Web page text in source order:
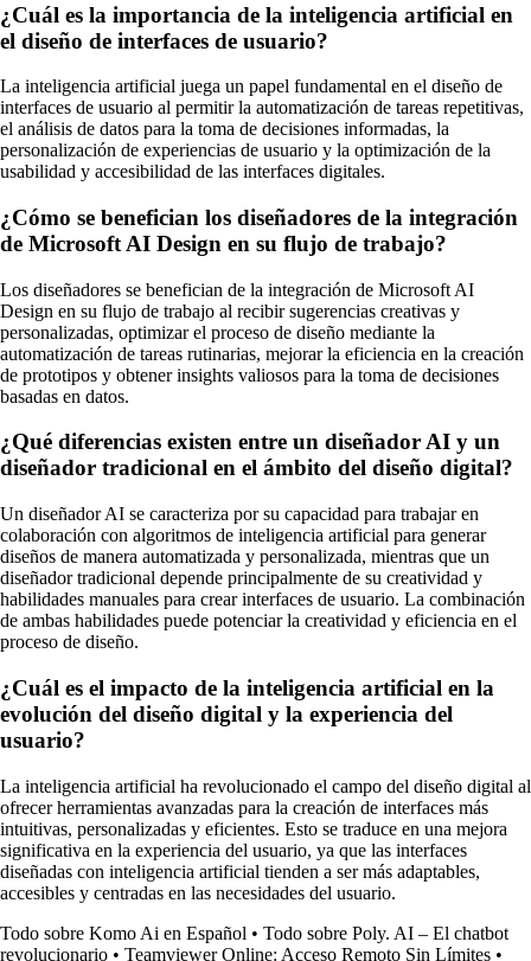
¿Cuál es la importancia de la inteligencia artificial en
el diseño de interfaces de usuario?
La inteligencia artificial juega un papel fundamental en el diseño de
interfaces de usuario al permitir la automatización de tareas repetitivas,
el análisis de datos para la toma de decisiones informadas, la
personalización de experiencias de usuario y la optimización de la
usabilidad y accesibilidad de las interfaces digitales.
¿Cómo se benefician los diseñadores de la integración
de Microsoft AI Design en su flujo de trabajo?
Los diseñadores se benefician de la integración de Microsoft AI
Design en su flujo de trabajo al recibir sugerencias creativas y
personalizadas, optimizar el proceso de diseño mediante la
automatización de tareas rutinarias, mejorar la eficiencia en la creación
de prototipos y obtener insights valiosos para la toma de decisiones
basadas en datos.
¿Qué diferencias existen entre un diseñador AI y un
diseñador tradicional en el ámbito del diseño digital?
Un diseñador AI se caracteriza por su capacidad para trabajar en
colaboración con algoritmos de inteligencia artificial para generar
diseños de manera automatizada y personalizada, mientras que un
diseñador tradicional depende principalmente de su creatividad y
habilidades manuales para crear interfaces de usuario. La combinación
de ambas habilidades puede potenciar la creatividad y eficiencia en el
proceso de diseño.
¿Cuál es el impacto de la inteligencia artificial en la
evolución del diseño digital y la experiencia del
usuario?
La inteligencia artificial ha revolucionado el campo del diseño digital al
ofrecer herramientas avanzadas para la creación de interfaces más
intuitivas, personalizadas y eficientes. Esto se traduce en una mejora
significativa en la experiencia del usuario, ya que las interfaces
diseñadas con inteligencia artificial tienden a ser más adaptables,
accesibles y centradas en las necesidades del usuario.
Todo sobre Komo Ai en Español • Todo sobre Poly. AI – El chatbot
revolucionario • Teamviewer Online: Acceso Remoto Sin Límites •